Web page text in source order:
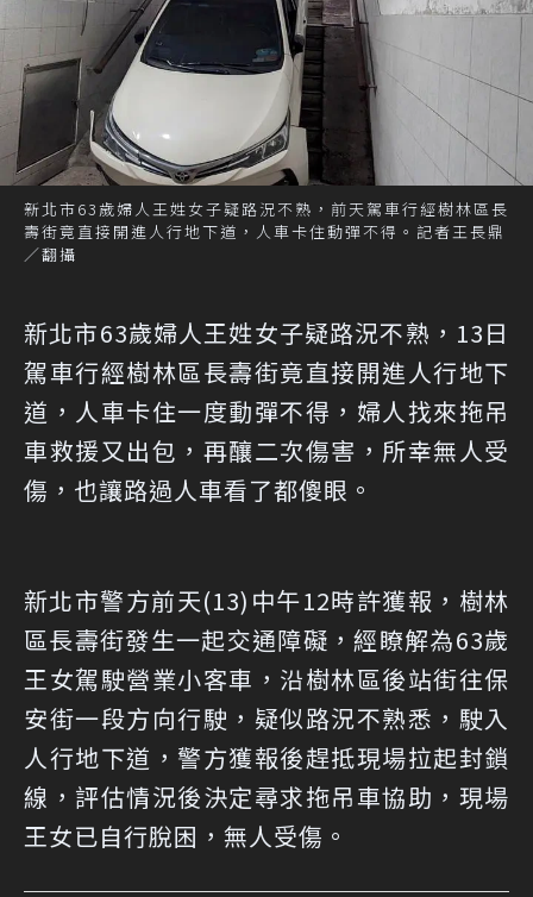
新北市63歲婦人王姓女子疑路況不熟，前天駕車行經樹林區長
壽街竟直接開進人行地下道，人車卡住動彈不得。記者王長鼎
／翻攝
新北市63歲婦人王姓女子疑路況不熟，13日
駕車行經樹林區長壽街竟直接開進人行地下
道，人車卡住一度動彈不得，婦人找來拖吊
車救援又出包，再釀二次傷害，所幸無人受
傷，也讓路過人車看了都傻眼。
新北市警方前天(13)中午12時許獲報，樹林
區長壽街發生一起交通障礙，經瞭解為63歲
王女駕駛營業小客車，沿樹林區後站街往保
安街一段方向行駛，疑似路況不熟悉，駛入
人行地下道，警方獲報後趕抵現場拉起封鎖
線，評估情況後決定尋求拖吊車協助，現場
王女已自行脫困，無人受傷。